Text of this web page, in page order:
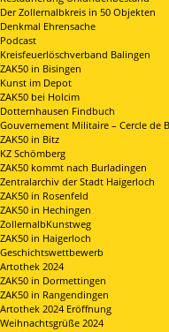
Der Zollernalbkreis in 50 Objekten
Denkmal Ehrensache
Podcast
Kreisfeuerlöschverband Balingen
ZAK50 in Bisingen
Kunst im Depot
ZAK50 bei Holcim
Dotternhausen Findbuch
Gouvernement Militaire – Cercle de
ZAK50 in Bitz
KZ Schömberg
ZAK50 kommt nach Burladingen
Zentralarchiv der Stadt Haigerloch
ZAK50 in Rosenfeld
ZAK50 in Hechingen
ZollernalbKunstweg
ZAK50 in Haigerloch
Geschichtswettbewerb
Artothek 2024
ZAK50 in Dormettingen
ZAK50 in Rangendingen
Artothek 2024 Eröffnung
Weihnachtsgrüße 2024